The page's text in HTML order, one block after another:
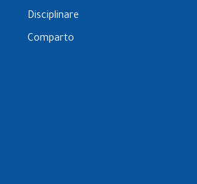
Disciplinare
Comparto